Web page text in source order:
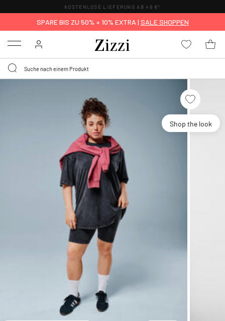
KOSTENLOSE LIEFERUNG AB 49 €*
SPARE BIS ZU 50% + 10% EXTRA | SALE SHOPPEN
Menu
Shop the look